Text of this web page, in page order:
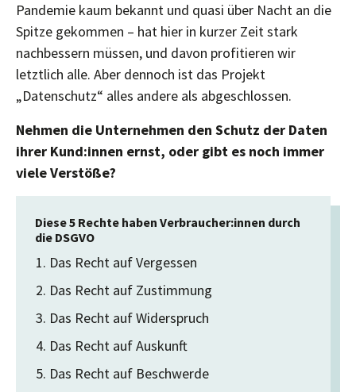
Pandemie kaum bekannt und quasi über Nacht an die
Spitze gekommen – hat hier in kurzer Zeit stark
nachbessern müssen, und davon profitieren wir
letztlich alle. Aber dennoch ist das Projekt
„Datenschutz“ alles andere als abgeschlossen.
Nehmen die Unternehmen den Schutz der Daten
ihrer Kund:innen ernst, oder gibt es noch immer
viele Verstöße?
Diese 5 Rechte haben Verbraucher:innen durch
die DSGVO
Das Recht auf Vergessen
Das Recht auf Zustimmung
Das Recht auf Widerspruch
Das Recht auf Auskunft
Das Recht auf Beschwerde